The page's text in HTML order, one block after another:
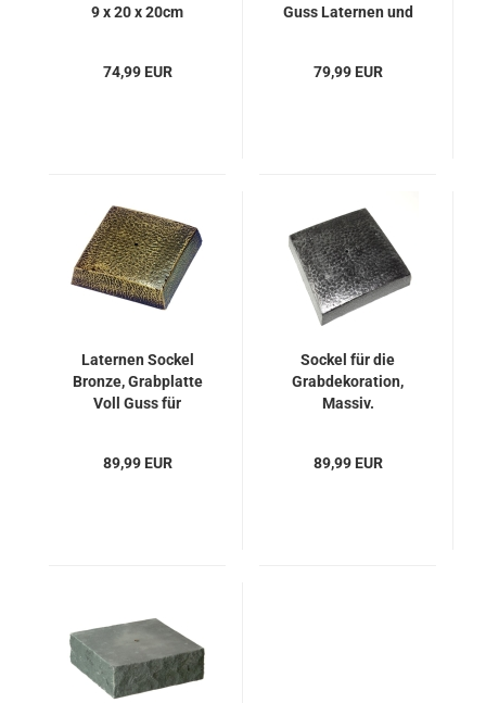
9 x 20 x 20cm
74,99 EUR
Guss Laternen und
79,99 EUR
Laternen Sockel
Bronze, Grabplatte
Voll Guss für
89,99 EUR
Sockel für die
Grabdekoration,
Massiv.
89,99 EUR